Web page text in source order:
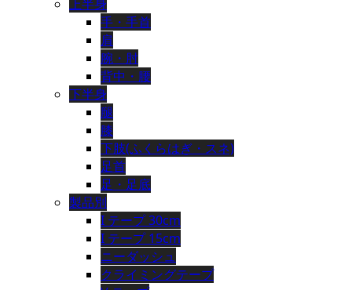
上半身
手・手首
肩
腕・肘
背中・腰
下半身
腿
膝
下肢(ふくらはぎ・スネ)
足首
足・足底
製品別
I テープ 30cm
I テープ 15cm
ニーダッシュ
クライミングテープ